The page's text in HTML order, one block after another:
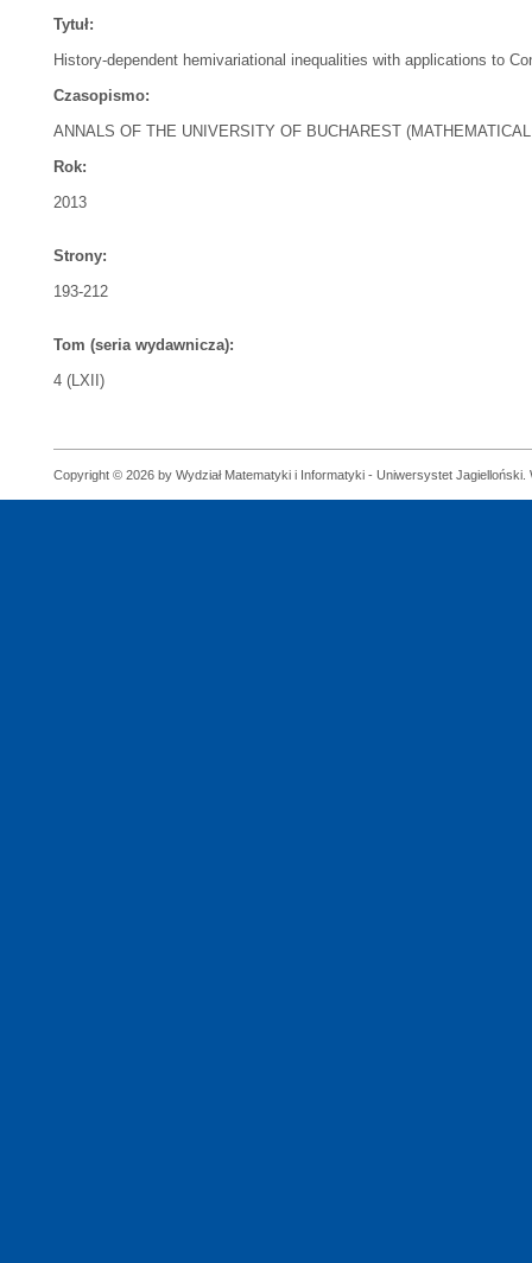
Tytuł:
History-dependent hemivariational inequalities with applications to
Czasopismo:
ANNALS OF THE UNIVERSITY OF BUCHAREST
Rok:
2013
Strony:
193-212
Tom (seria wydawnicza):
4 (LXII)
Copyright © 2026 by Wydział Matematyki i Informatyki - Uniwersystet